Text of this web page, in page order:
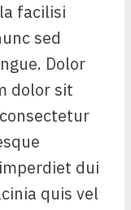
facilisi
sed
Dolor
dolor sit
dui
quis vel